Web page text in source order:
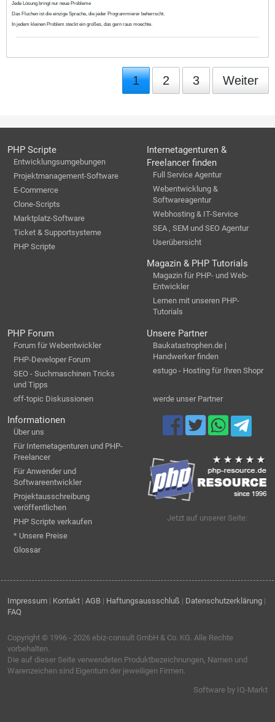
Jede Lösung bringt nur neue Probleme
Das Fluchen ist die einzige Sprache, die jeder Programmierer beherrscht.
In jedem kleinen Problem steckt ein großes, das gern raus moechte.
1 2 3 Weiter
PHP Scripte
Entwicklungsumgebungen
Projektmanagement-Software
E-Commerce
Clone-Scripts
Marktplatz-Software
Ticket & Supportsysteme
PHP Scripte
Internetagenturen &
Freelancer finden
Full Service Agentur
Webentwicklung &
Softwareagentur
Webhosting & IT-Service
SEA , SEM und SEO Agentur
Userübersicht
Magazin & PHP Tutorials
Magazin für PHP- und Web-
Entwickler
Lernen mit unseren PHP-
Tutorials
PHP Forum
Forum für Webentwickler
PHP-Developer Forum
SEO - Suchmaschinen Tricks
und Tipps
off-topic Diskussionen
Unsere Partner
Baukatastrophen.de |
Handwerker finden
estugo - Hosting für Ihren Shopr
werde unser Partner
Informationen
Über uns
Für Internetagenturen und PHP-
Freelancer
Für Anwender und
Softwareentwickler
Projektausschreibung
veröffentlichen
PHP Scripte verkaufen
* Unsere Preise
Glossar
Jetzt auf unserer Seite:
Impressum | Kontakt | AGB | Haftungsaussschluß | Datenschutzerklärung |
FAQ
Copyright © 1996 - 2026 ebiz-consult GmbH & Co. KG . Alle Rechte
vorbehalten.
Die auf dieser Seite verwendeten Produktbezeichnungen, Namen und
Warenzeichen sind Eigentum der jeweiligen Firmen.
Software by IQ-Markt